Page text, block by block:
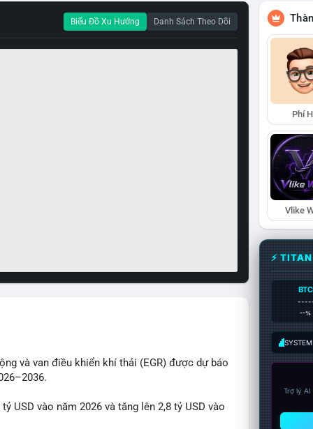
Biểu Đồ Xu Hướng Danh Sách Theo Dõi
và van điều khiển khí thải (EGR) được dự báo
USD vào năm 2026 và tăng lên 2,8 tỷ USD vào
Phí
Vlike
⚡
BTC
--%
Trợ lý